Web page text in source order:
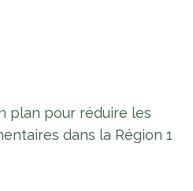
plan pour réduire les
dans la Région 1